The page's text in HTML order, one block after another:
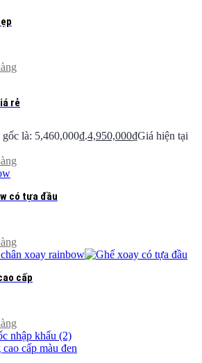
rẻ
gốc là: 5,460,000₫.4,950,000₫Giá hiện tại
có tựa đầu
cấp